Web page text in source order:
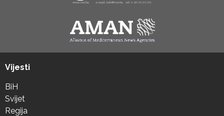
Vijesti
BiH
Svijet
Regija